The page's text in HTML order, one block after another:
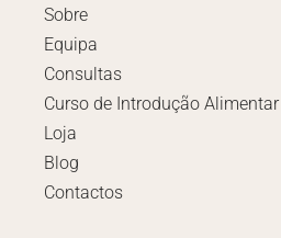
Sobre
Equipa
Consultas
Curso de Introdução Alimentar
Loja
Blog
Contactos